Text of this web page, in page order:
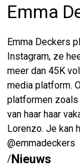
Emma
Emma Deckers
Instagram, ze
meer dan 45K
media platform.
platformen zoals
van haar haar
Lorenzo. Je kan
@emmadeckers
/Nieuws